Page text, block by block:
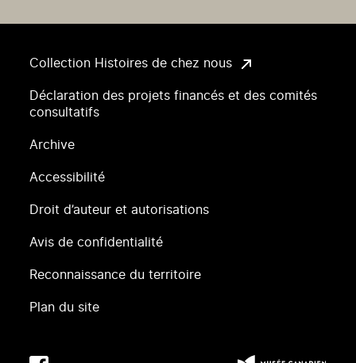
Collection Histoires de chez nous
Déclaration des projets financés et des comités
consultatifs
Archive
Accessibilité
Droit d’auteur et autorisations
Avis de confidentialité
Reconnaissance du territoire
Plan du site